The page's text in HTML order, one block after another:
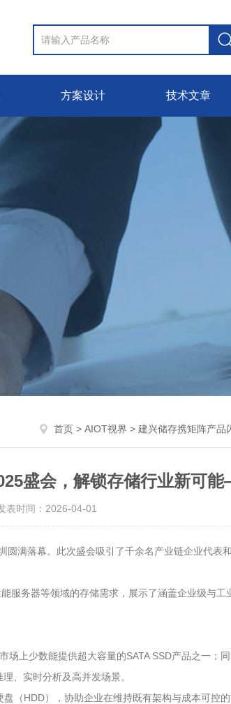
方案设计 技术文章
首页 > AIOT视界 > 建兴储存携矩阵产
盛会，解锁存储行业新可
表时间：2026-04-01
满落幕。此次盛会吸引了千余名产业链企业代表
务器等领域的存储需求，展示了涵盖企业级与
上少数能提供超大容量的SATA SSD产品之一；
、实时分析及高并发场景。
（HDD），协助企业在维持既有架构与成本可控的